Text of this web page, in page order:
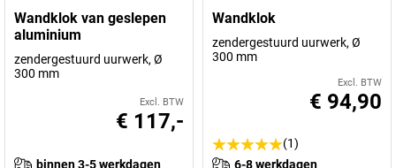
Wandklok van geslepen
aluminium
zendergestuurd uurwerk, Ø
300 mm
Excl. BTW
€ 117,-
binnen 3-5 werkdagen
Wandklok
zendergestuurd uurwerk, Ø
300 mm
Excl. BTW
€ 94,90
(1)
6-8 werkdagen